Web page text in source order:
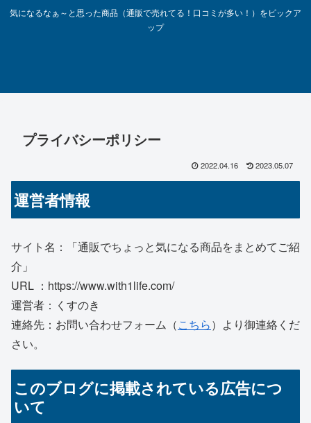
気になるなぁ～と思った商品（通販で売れてる！口コミが多い！）をピックア
ップ
プライバシーポリシー
2022.04.16 2023.05.07
運営者情報
サイト名：「通販でちょっと気になる商品をまとめてご紹
介」
URL ：https://www.with1life.com/
運営者：くすのき
連絡先：お問い合わせフォーム（こちら）より御連絡くだ
さい。
このブログに掲載されている広告につ
いて